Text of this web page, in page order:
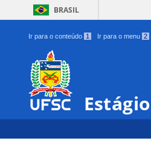
BRASIL
Ir para o conteúdo 1 Ir para o menu 2